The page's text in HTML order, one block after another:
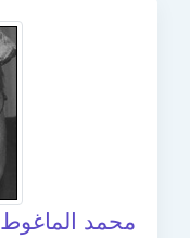
محمد الماغوط